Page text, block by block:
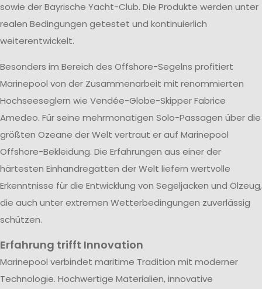
sowie der Bayrische Yacht-Club. Die Produkte werden unter
realen Bedingungen getestet und kontinuierlich
weiterentwickelt.
Besonders im Bereich des Offshore-Segelns profitiert
Marinepool von der Zusammenarbeit mit renommierten
Hochseeseglern wie Vendée-Globe-Skipper Fabrice
Amedeo. Für seine mehrmonatigen Solo-Passagen über die
größten Ozeane der Welt vertraut er auf Marinepool
Offshore-Bekleidung. Die Erfahrungen aus einer der
härtesten Einhandregatten der Welt liefern wertvolle
Erkenntnisse für die Entwicklung von Segeljacken und Ölzeug,
die auch unter extremen Wetterbedingungen zuverlässig
schützen.
Erfahrung trifft Innovation
Marinepool verbindet maritime Tradition mit moderner
Technologie. Hochwertige Materialien, innovative